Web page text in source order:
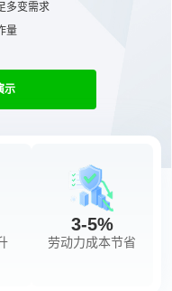
多变需求
量
示
3-5%
劳动力成本节省